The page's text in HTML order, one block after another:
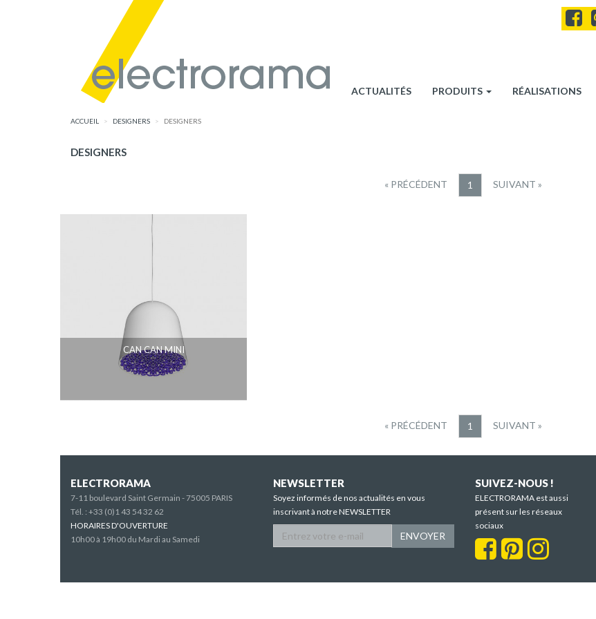
ACTUALITÉS PRODUITS RÉALISATIONS
ACCUEIL DESIGNERS DESIGNERS
DESIGNERS
« PRÉCÉDENT 1 SUIVANT »
CAN CAN MINI
« PRÉCÉDENT 1 SUIVANT »
ELECTRORAMA
7-11 boulevard Saint Germain - 75005 PARIS
Tél. : +33 (0)1 43 54 32 62
HORAIRES D'OUVERTURE
10h00 à 19h00 du Mardi au Samedi
NEWSLETTER
Soyez informés de nos actualités en vous
inscrivant à notre NEWSLETTER
ENVOYER
SUIVEZ-NOUS !
ELECTRORAMA est aussi
présent sur les réseaux
sociaux